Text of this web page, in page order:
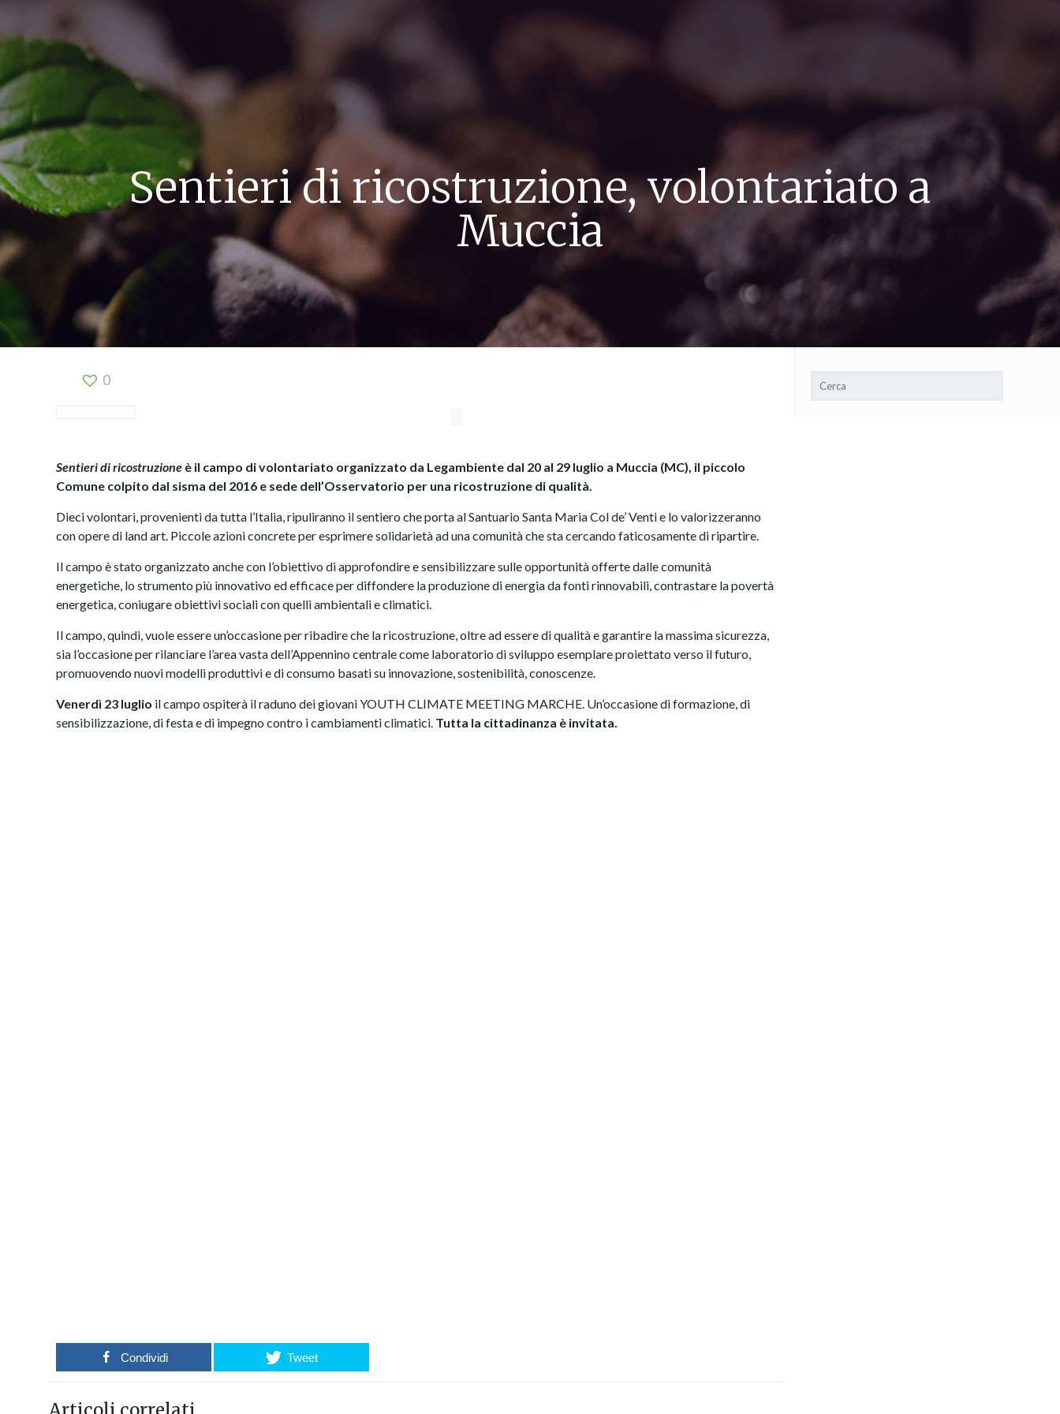
Sentieri di ricostruzione, volontariato a
Muccia
0
Sentieri di ricostruzione è il campo di volontariato organizzato da Legambiente dal 20 al 29 luglio a Muccia (MC), il piccolo
Comune colpito dal sisma del 2016 e sede dell’Osservatorio per una ricostruzione di qualità.
Dieci volontari, provenienti da tutta l’Italia, ripuliranno il sentiero che porta al Santuario Santa Maria Col de’ Venti e lo valorizzeranno
con opere di land art. Piccole azioni concrete per esprimere solidarietà ad una comunità che sta cercando faticosamente di ripartire.
Il campo è stato organizzato anche con l’obiettivo di approfondire e sensibilizzare sulle opportunità offerte dalle comunità
energetiche, lo strumento più innovativo ed efficace per diffondere la produzione di energia da fonti rinnovabili, contrastare la povertà
energetica, coniugare obiettivi sociali con quelli ambientali e climatici.
Il campo, quindi, vuole essere un’occasione per ribadire che la ricostruzione, oltre ad essere di qualità e garantire la massima sicurezza,
sia l’occasione per rilanciare l’area vasta dell’Appennino centrale come laboratorio di sviluppo esemplare proiettato verso il futuro,
promuovendo nuovi modelli produttivi e di consumo basati su innovazione, sostenibilità, conoscenze.
Venerdì 23 luglio il campo ospiterà il raduno dei giovani YOUTH CLIMATE MEETING MARCHE. Un’occasione di formazione, di
sensibilizzazione, di festa e di impegno contro i cambiamenti climatici. Tutta la cittadinanza è invitata.
Condividi Tweet